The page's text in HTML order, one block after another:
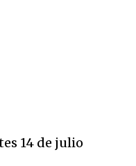
14 de julio